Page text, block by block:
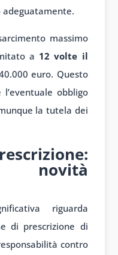
massimo
a 12 volte il
euro. Questo
obbligo
la tutela dei
riguarda
di prescrizione di
contro